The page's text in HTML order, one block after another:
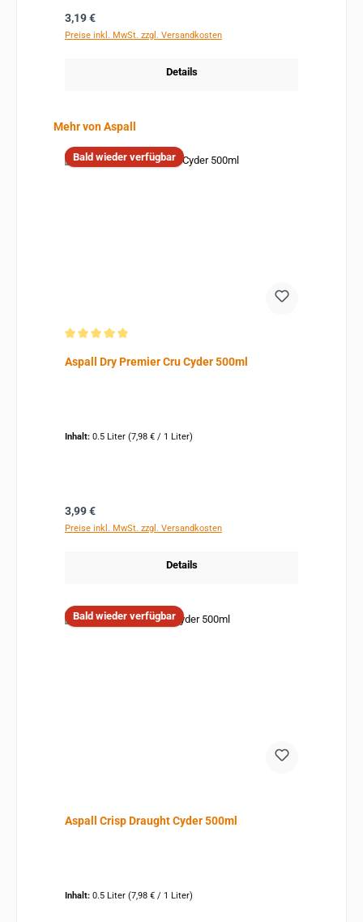
Regulärer Preis:
3,19 €
Preise inkl. MwSt. zzgl. Versandkosten
Details
Produktgalerie überspringen
Mehr von Aspall
Bald wieder verfügbar
Aspall Dry Premier Cru Cyder 500ml
Inhalt: 0.5 Liter (7,98 € / 1 Liter)
Regulärer Preis:
3,99 €
Preise inkl. MwSt. zzgl. Versandkosten
Details
Bald wieder verfügbar
Aspall Crisp Draught Cyder 500ml
Inhalt: 0.5 Liter (7,98 € / 1 Liter)